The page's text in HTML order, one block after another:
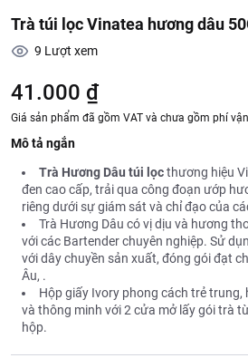
Trà túi lọc Vinatea hương dâu
9 Lượt xem
41.000 ₫
Giá sản phẩm đã gồm VAT và chưa gồm phí
Mô tả ngắn
Trà Hương Dâu túi lọcthương hiệu
đen cao cấp, trải qua công đoạn ướp
riêng dưới sự giám sát và chỉ đạo của
Trà Hương Dâu có vị dịu và hương
với các Bartender chuyên nghiệp. Sử
với dây chuyền sản xuất, đóng gói đạt
Âu, .
Hộp giấy Ivory phong cách trẻ trung,
và thông minh với 2 cửa mở lấy gói trà
hộp.